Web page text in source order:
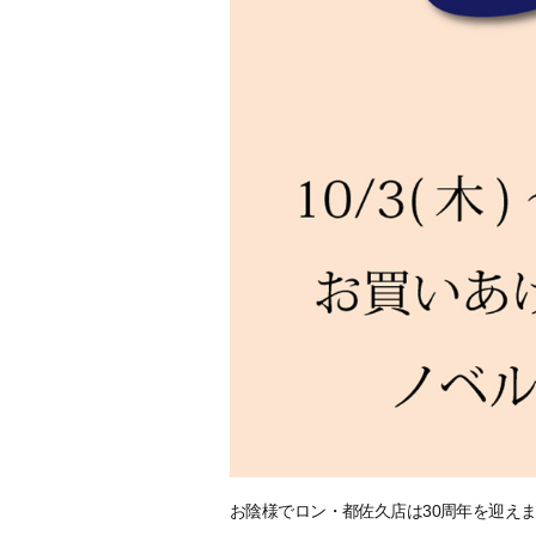
お陰様でロン・都佐久店は30周年を迎え